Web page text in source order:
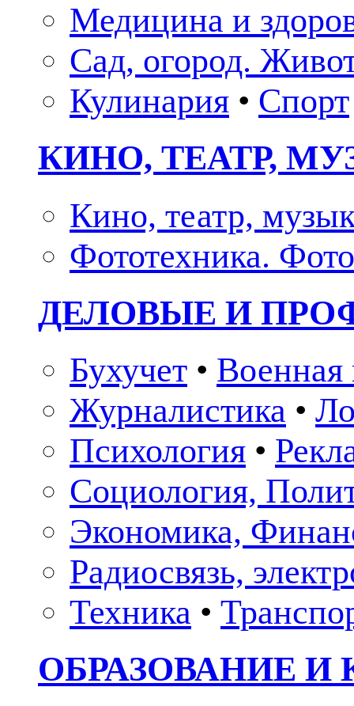
Медицина и
Сад, огород.
Кулинария • Спорт
КИНО, ТЕАТР,
Кино, театр,
Фототехника.
ДЕЛОВЫЕ И
Бухучет • Военная
Журналистика •
Психология •
Социология,
Экономика,
Радиосвязь,
Техника •
ОБРАЗОВАНИЕ И